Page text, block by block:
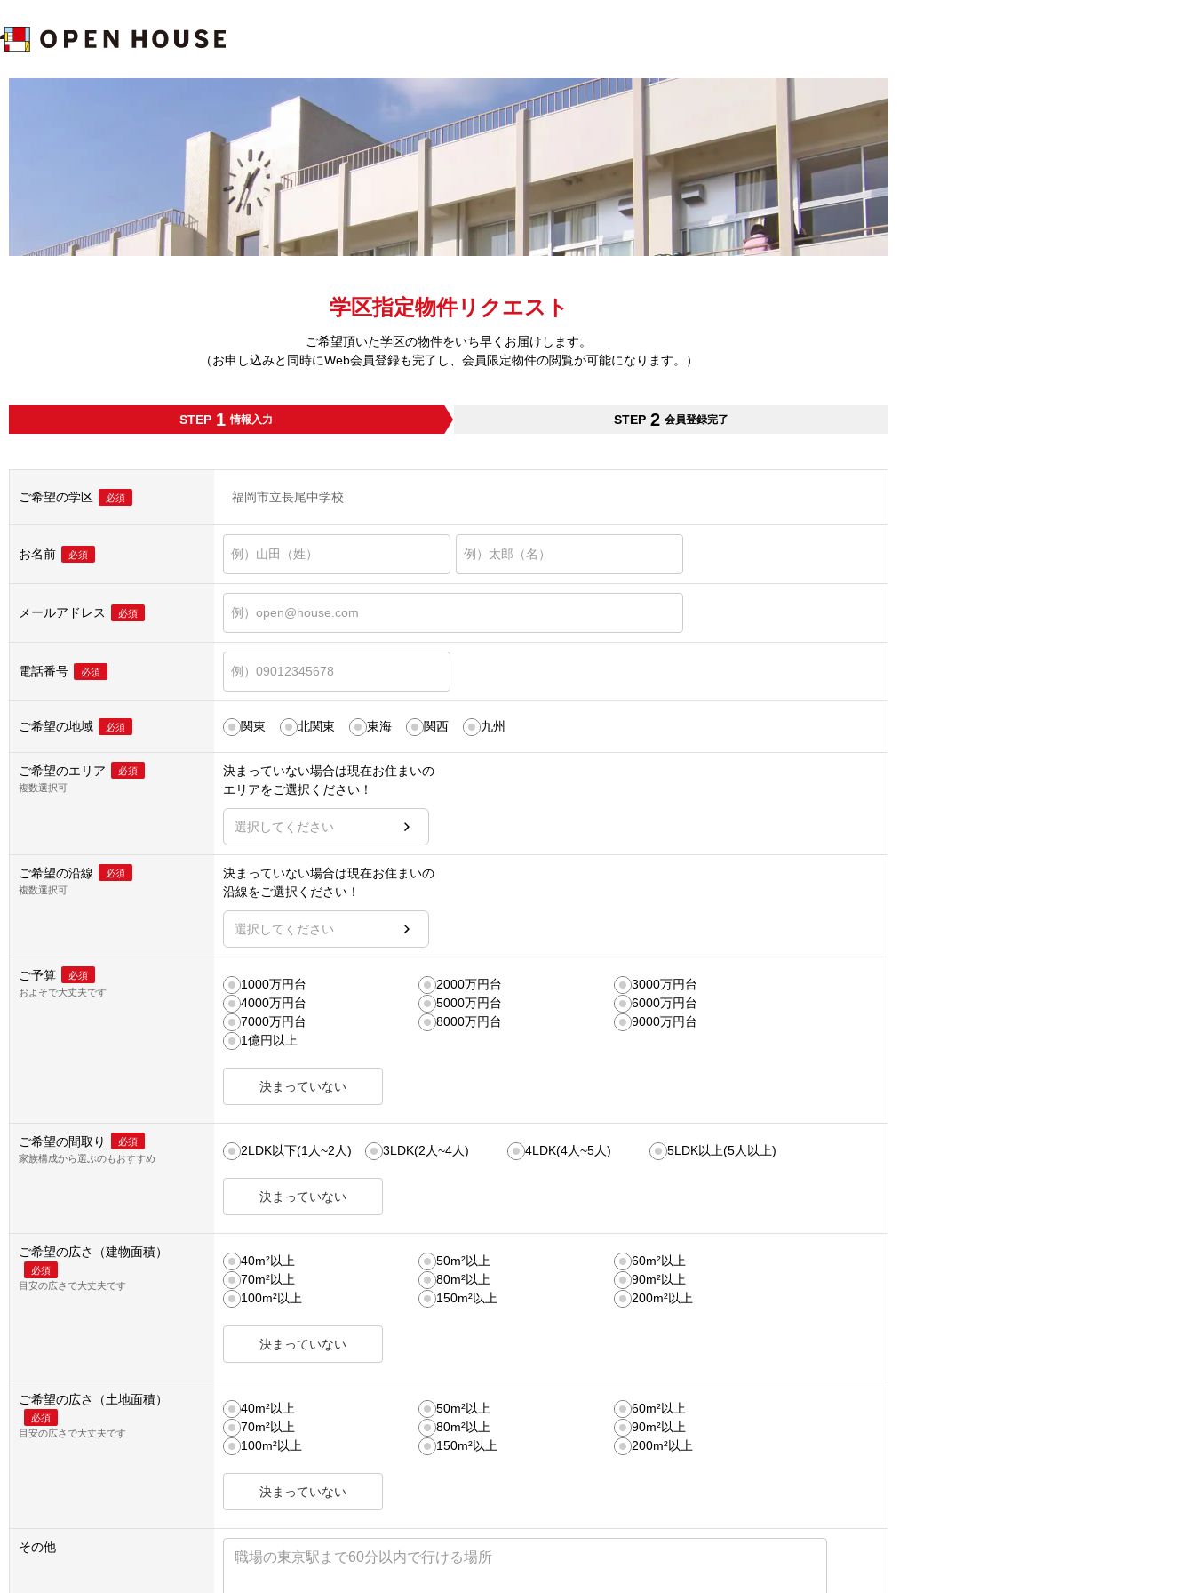
学区指定物件リクエスト
ご希望頂いた学区の物件をいち早くお届けします。
（お申し込みと同時にWeb会員登録も完了し、会員限定物件の閲覧が可能になります。）
STEP 1 情報入力 STEP 2 会員登録完了
ご希望の学区 必須 福岡市立長尾中学校
お名前 必須
メールアドレス 必須
電話番号 必須
ご希望の地域 必須 関東 北関東 東海 関西 九州
ご希望のエリア
必須
複数選択可
決まっていない場合は現在お住まいの
エリアをご選択ください！
選択してください
ご希望の沿線
必須
複数選択可
決まっていない場合は現在お住まいの
沿線をご選択ください！
選択してください
ご予算
必須
およそで大丈夫です
1000万円台 2000万円台
3000万円台
4000万円台
5000万円台
6000万円台
7000万円台
8000万円台
9000万円台
1億円以上
決まっていない
ご希望の間取り
必須
家族構成から選ぶのもおすすめ
2LDK以下(1人~2人) 3LDK(2人~4人) 4LDK(4人~5人) 5LDK以上(5人以上)
決まっていない
ご希望の広さ（建物面積）
必須
目安の広さで大丈夫です
40m²以上 50m²以上
60m²以上
70m²以上
80m²以上
90m²以上
100m²以上
150m²以上 200m²以上
決まっていない
ご希望の広さ（土地面積）
必須
目安の広さで大丈夫です
40m²以上 50m²以上
60m²以上
70m²以上
80m²以上
90m²以上
100m²以上
150m²以上 200m²以上
決まっていない
その他